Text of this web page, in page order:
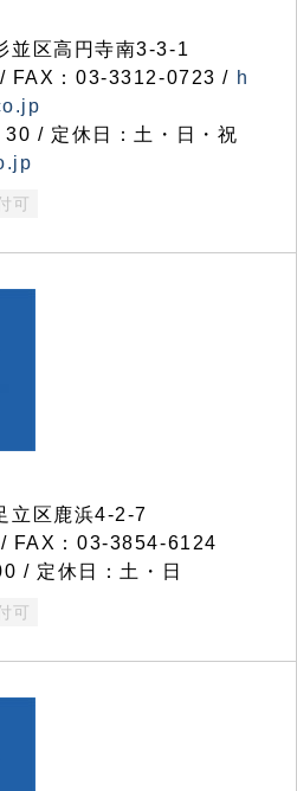
区高円寺南3-3-1
FAX：03-3312-0723 / h
/ 定休日：土・日・祝
可
区鹿浜4-2-7
FAX：03-3854-6124
/ 定休日：土・日
可